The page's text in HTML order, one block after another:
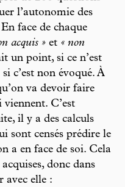
l’autonomie des
face de chaque
acquis » et « non
un point, si ce n’est
c’est non évoqué. À
va devoir faire
C’est
il y a des calculs
sont censés prédire le
a en face de soi. Cela
donc dans
avec elle :